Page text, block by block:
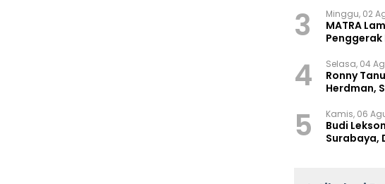
3 Minggu, 02
MATRA
4 Selasa, 04
Ronny
Herdman,
5 Kamis, 06
Budi
Surabaya,